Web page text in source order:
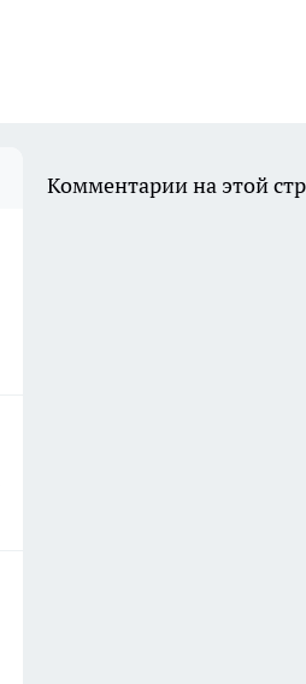
Комментарии на этой